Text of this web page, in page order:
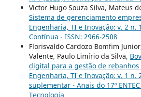
Victor Hugo Souza Silva, Mateus
Sistema de gerenciamento
Engenharia, TI e Inovação: v. 2 n.
Contínua - ISSN: 2966-2508
Florisvaldo Cardozo Bomfim
Valente, Paulo Limírio da Silva,
digital para a gestão de
Engenharia, TI e Inovação: v. 1 n.
suplementar - Anais do 17º
Tecnologia